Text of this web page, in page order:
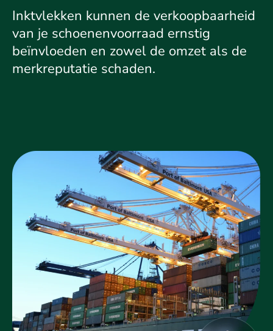
Inktvlekken kunnen de verkoopbaarheid
van je schoenenvoorraad ernstig
beïnvloeden en zowel de omzet als de
merkreputatie schaden.